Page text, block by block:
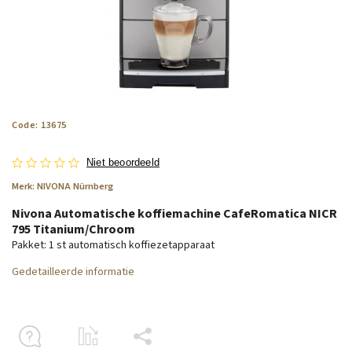
Code: 13675
Niet beoordeeld
Merk: NIVONA Nürnberg
Nivona Automatische koffiemachine CafeRomatica NICR
795 Titanium/Chroom
Pakket: 1 st automatisch koffiezetapparaat
Gedetailleerde informatie